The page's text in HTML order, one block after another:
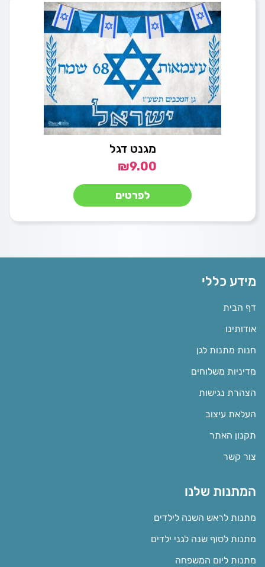
מגנט דגל
₪9.00
לפרטים
מידע כללי
דף הבית
אודותינו
חנות מתנות לגן
מדיניות משלוחים
הצהרת נגישות
העלאת עיצוב
תקנון האתר
צור קשר
המתנות שלנו
מתנות לראש השנה לילדים
מתנות לסוף שנה לגני ילדים
מתנות ליום המשפחה